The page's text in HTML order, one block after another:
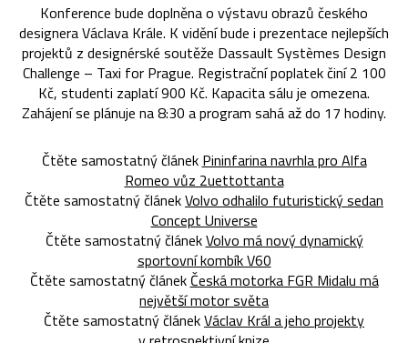
Konference bude doplněna o výstavu obrazů českého
designera Václava Krále. K vidění bude i prezentace nejlepších
projektů z designérské soutěže Dassault Systèmes Design
Challenge – Taxi for Prague. Registrační poplatek činí 2 100
Kč, studenti zaplatí 900 Kč. Kapacita sálu je omezena.
Zahájení se plánuje na 8:30 a program sahá až do 17 hodiny.
Čtěte samostatný článek Pininfarina navrhla pro Alfa
Romeo vůz 2uettottanta
Čtěte samostatný článekVolvo odhalilo futuristický sedan
Concept Universe
Čtěte samostatný článekVolvo má nový dynamický
sportovní kombík V60
Čtěte samostatný článek Česká motorka FGR Midalu má
největší motor světa
Čtěte samostatný článekVáclav Král a jeho projekty